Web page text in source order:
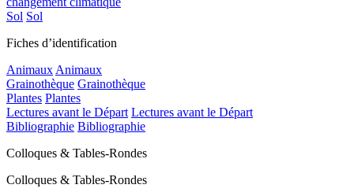
Sol Sol
Fiches d’identification
Animaux Animaux
Grainothèque Grainothèque
Plantes Plantes
Lectures avant le Départ Lectures avant le Départ
Bibliographie Bibliographie
Colloques & Tables-Rondes
Colloques & Tables-Rondes